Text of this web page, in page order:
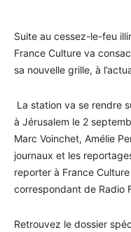
Suite au cessez-le-feu
France Culture va
sa nouvelle grille, à
La station va se rendre
à Jérusalem le 2
Marc Voinchet, Amélie
journaux et les
reporter à France
correspondant de Radio
Retrouvez le dossier